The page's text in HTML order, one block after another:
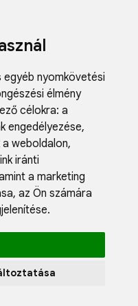
nyomkövetési
élmény
célokra: a
engedélyezése,
weboldalon,
iránti
a marketing
, az Ön számára
.
Blog